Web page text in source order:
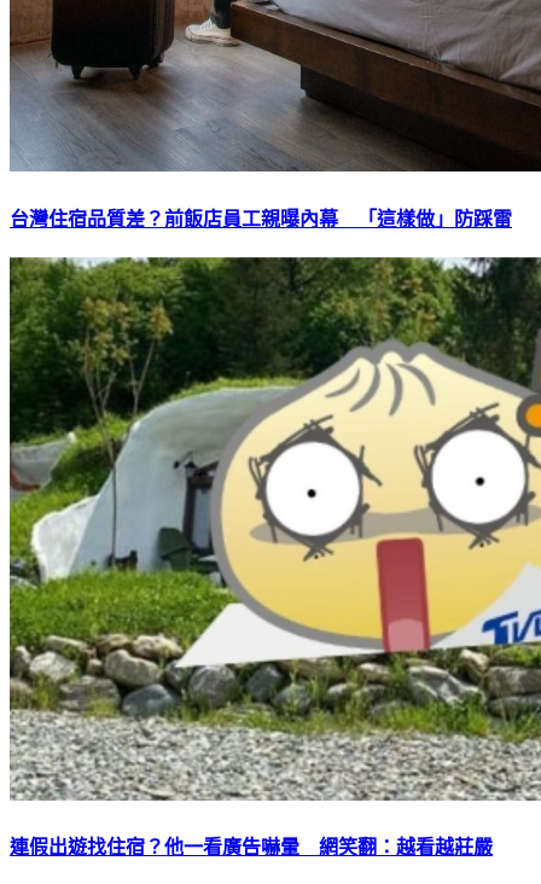
台灣住宿品質差？前飯店員工親曝內幕 「這樣做」防踩雷
連假出遊找住宿？他一看廣告嚇暈 網笑翻：越看越莊嚴